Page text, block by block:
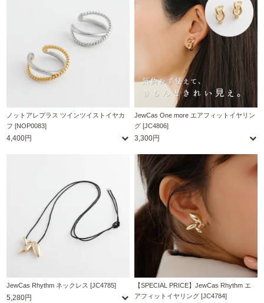
ノットアレプラス ツインツイストイヤカ
フ [NOP0083]
4,400円
JewCas One more エアフィットイヤリン
グ [JC4806]
3,300円
JewCas Rhythm ネックレス [JC4785]
5,280円
【SPECIAL PRICE】JewCas Rhythm エ
アフィットイヤリング [JC4784]